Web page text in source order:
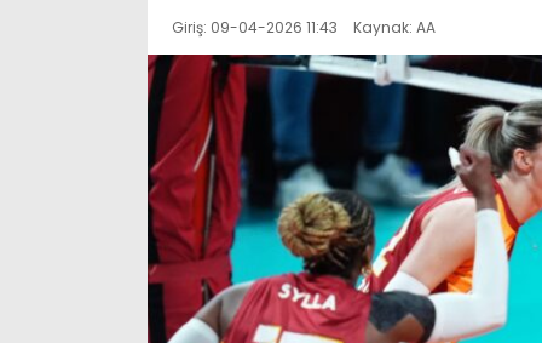
Giriş: 09-04-2026 11:43 Kaynak: AA